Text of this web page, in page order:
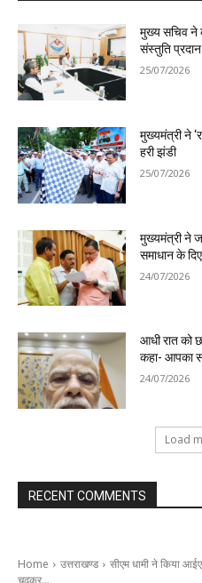
मुख्य सचिव ने
संस्तुति प्रदान
25/07/2026
मुख्यमंत्री ने
हरी झंडी
25/07/2026
मुख्यमंत्री ने
समाधान के
24/07/2026
आधी रात को
कहा- आपका
24/07/2026
Load
RECENT COMMENTS